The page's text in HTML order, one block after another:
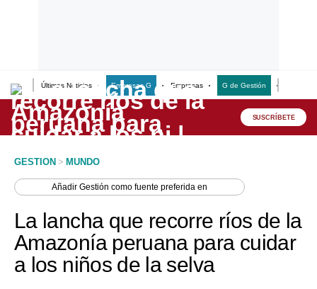
Últimas Noticias Empresas G Empresas G de Gestión
Lo último
Peru Quiosco
Economía
Mercados
SUSCRÍBETE
GESTION > MUNDO
AñadirGestión como fuente preferida en
La lancha que recorre ríos de la
Amazonía peruana para cuidar
a los niños de la selva